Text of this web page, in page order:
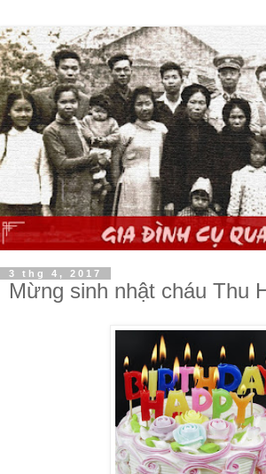
3 thg 4, 2017
Mừng sinh nhật cháu Thu